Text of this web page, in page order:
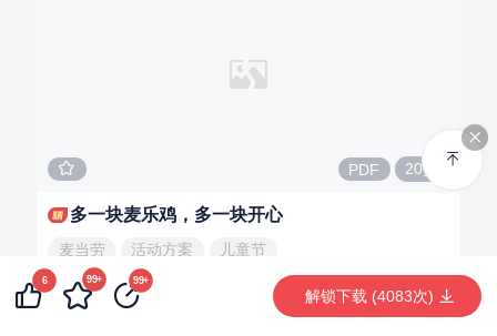
PDF 20页
多一块麦乐鸡，多一块开心
麦当劳 活动方案 儿童节
破晓 LV.4
6 99+ 99+
解锁下载 (4083次)